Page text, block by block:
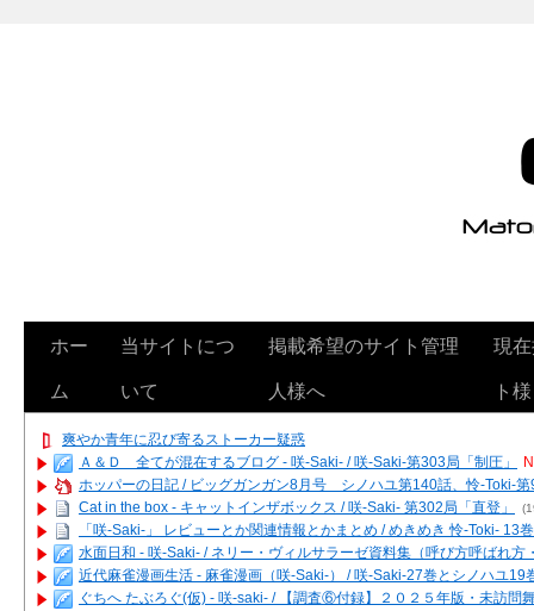
ホー
ム
当サイトにつ
いて
掲載希望のサイト管理
人様へ
現
ト様
爽やか青年に忍び寄るストーカー疑惑
Ａ＆Ｄ 全てが混在するブログ - 咲-Saki- / 咲-Saki-第303局「制圧」
ホッパーの日記 / ビッグガンガン8月号 シノハユ第140話、怜-Toki-第
Cat in the box - キャットインザボックス / 咲-Saki- 第302局「直登」
「咲-Saki-」 レビューとか関連情報とかまとめ / めきめき 怜-Toki- 13
水面日和 - 咲-Saki- / ネリー・ヴィルサラーゼ資料集（呼び方呼ばれ方
近代麻雀漫画生活 - 麻雀漫画（咲-Saki-） / 咲-Saki-27巻とシノハユ
ぐちへ たぶろぐ(仮) - 咲-saki- / 【調査⑥付録】２０２５年版・未訪問